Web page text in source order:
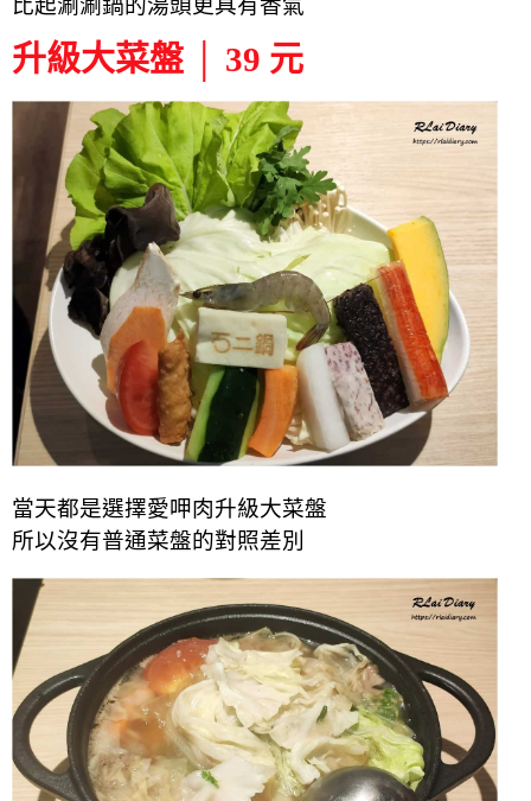
比起涮涮鍋的湯頭更具有香氣
升級大菜盤 │ 39 元
當天都是選擇愛呷肉升級大菜盤
所以沒有普通菜盤的對照差別